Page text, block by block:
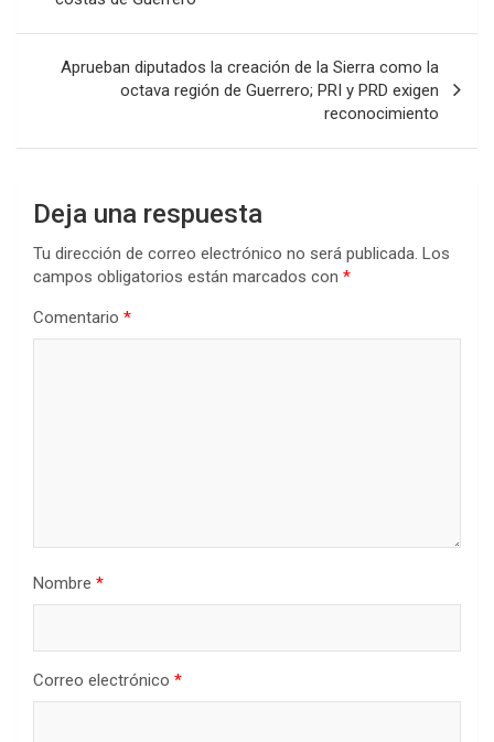
entradas
Aprueban diputados la creación de la Sierra como la
octava región de Guerrero; PRI y PRD exigen
reconocimiento
Deja una respuesta
Tu dirección de correo electrónico no será publicada. Los
campos obligatorios están marcados con *
Comentario *
Nombre *
Correo electrónico *